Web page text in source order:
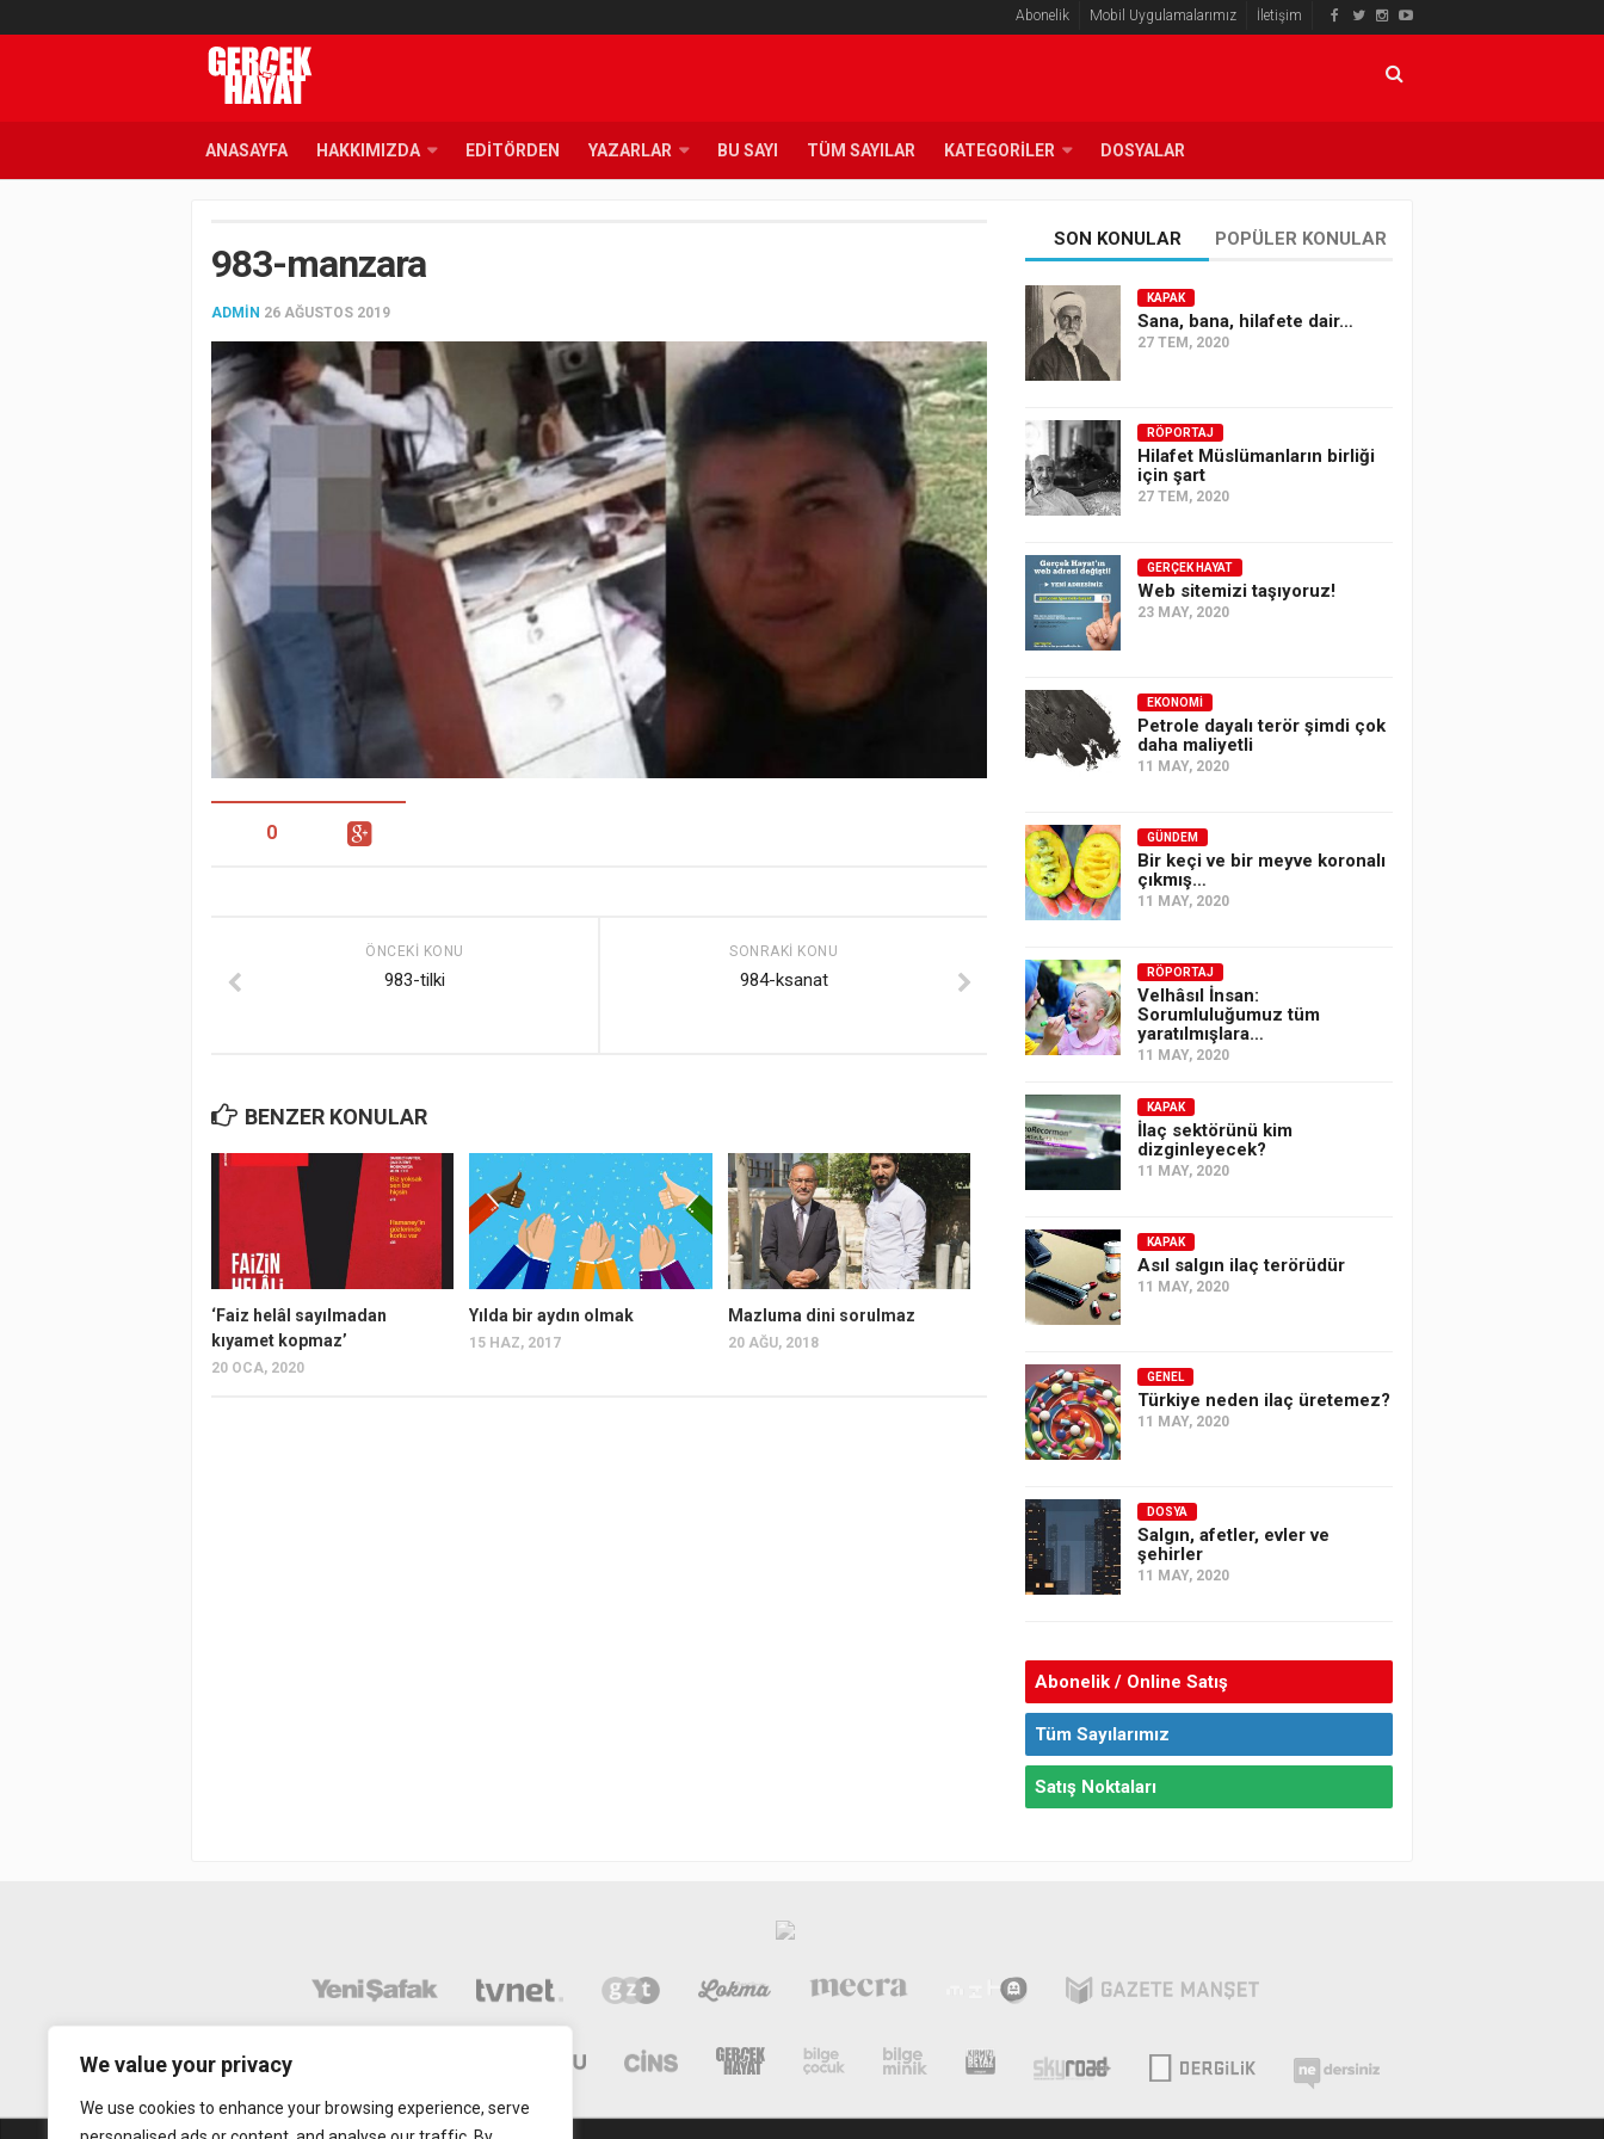
We value your privacy
We use cookies to enhance your browsing experience, serve
Abonelik Mobil Uygulamalarımız İletişim
ANASAYFA HAKKIMIZDA EDITÖRDEN YAZARLAR BU SAYI TÜM SAYILAR KATEGORILER DOSYALAR
983-manzara
ADMIN 26 AĞUSTOS 2019
0
SONRAKI KONU
984-ksanat
ÖNCEKI KONU
983-tilki
BENZER KONULAR
‘Faiz helâl sayılmadan
kıyamet kopmaz’
20 OCA, 2020
Yılda bir aydın olmak
15 HAZ, 2017
Mazluma dini sorulmaz
20 AĞU, 2018
SON KONULAR POPÜLER KONULAR
KAPAK
Sana, bana, hilafete dair…
27 TEM, 2020
RÖPORTAJ
Hilafet Müslümanların birliği
için şart
27 TEM, 2020
GERÇEK HAYAT
Web sitemizi taşıyoruz!
23 MAY, 2020
EKONOMI
Petrole dayalı terör şimdi çok
daha maliyetli
11 MAY, 2020
GÜNDEM
Bir keçi ve bir meyve koronalı
çıkmış…
11 MAY, 2020
RÖPORTAJ
Velhâsıl İnsan:
Sorumluluğumuz tüm
yaratılmışlara…
11 MAY, 2020
KAPAK
İlaç sektörünü kim
dizginleyecek?
11 MAY, 2020
KAPAK
Asıl salgın ilaç terörüdür
11 MAY, 2020
GENEL
Türkiye neden ilaç üretemez?
11 MAY, 2020
DOSYA
Salgın, afetler, evler ve
şehirler
11 MAY, 2020
Abonelik / Online Satış
Tüm Sayılarımız
Satış Noktaları